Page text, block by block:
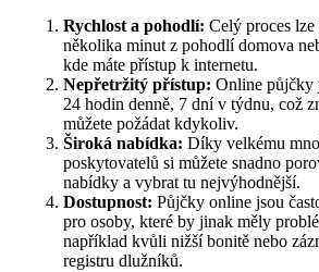
Rychlost a pohodlí: Celý proces
několika minut z pohodlí domova
kde máte přístup k internetu.
Nepřetržitý přístup: Online půjčky
24 hodin denně, 7 dní v týdnu, což
můžete požádat kdykoliv.
Široká nabídka: Díky velkému
poskytovatelů si můžete snadno
nabídky a vybrat tu nejvýhodnější.
Dostupnost: Půjčky online jsou
pro osoby, které by jinak měly
například kvůli nižší bonitě nebo
registru dlužníků.